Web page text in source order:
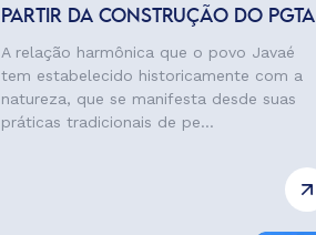
PARTIR DA CONSTRUÇÃO DO PGTA
A relação harmônica que o povo Javaé
tem estabelecido historicamente com a
natureza, que se manifesta desde suas
práticas tradicionais de pe...